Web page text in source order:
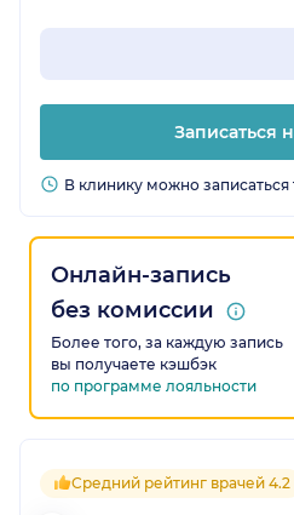
Записаться
В клинику можно
Онлайн-запись
без комиссии
Более того, за каждую запись
вы получаете кэшбэк
по программе лояльности
Средний рейтинг врачей 4.2